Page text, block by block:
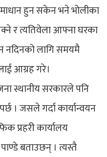
हुन सकेन भने भोलीका
र त्यतिवेला आफ्ना घरका
लागि समयमै
आग्रह गरे।
स्थानीय सरकारले पनि
। जसले गर्दा कार्यान्वयन
प्रहरी कार्यालय
बताउछन् । त्यस्तै